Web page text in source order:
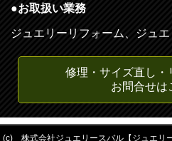
●お取扱い業務
ジュエリーリフォーム、ジュ
修理・サイズ直し・
お問合せは
(c) 株式会社ジュエリースバル【ジュエリ